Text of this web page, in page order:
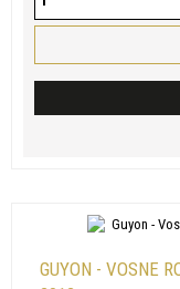
GUYON - VOSNE